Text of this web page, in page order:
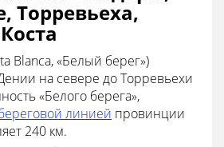
Торревьеха,
Blanca, «Белый берег»)
на севере до Торревьехи
«Белого берега»,
линией провинции
240 км.